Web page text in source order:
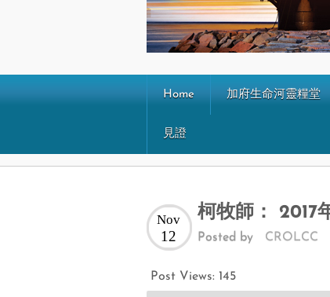
Home 加府生命河靈糧堂
見證
柯牧師： 2017
Nov
12 Posted by CROLCC
Post Views: 145